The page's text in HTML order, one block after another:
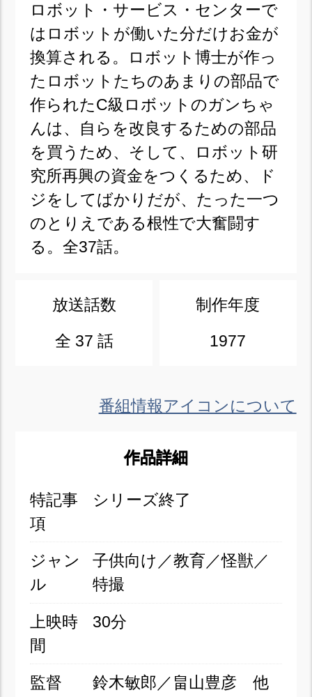
ロボット・サービス・センターで
はロボットが働いた分だけお金が
換算される。ロボット博士が作っ
たロボットたちのあまりの部品で
作られたC級ロボットのガンちゃ
んは、自らを改良するための部品
を買うため、そして、ロボット研
究所再興の資金をつくるため、ド
ジをしてばかりだが、たった一つ
のとりえである根性で大奮闘す
る。全37話。
放送話数
全 37 話
制作年度
1977
番組情報アイコンについて
作品詳細
特記事
項
シリーズ終了
ジャン
ル
子供向け／教育／怪獣／
特撮
上映時
間
30分
監督 鈴木敏郎／畠山豊彦 他